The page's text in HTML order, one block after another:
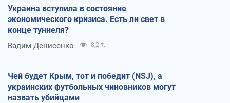
Украина вступила в состояние
экономического кризиса. Есть ли свет в
конце туннеля?
Вадим Денисенко 8,2 т.
Чей будет Крым, тот и победит (NSJ), а
украинских футбольных чиновников могут
назвать убийцами